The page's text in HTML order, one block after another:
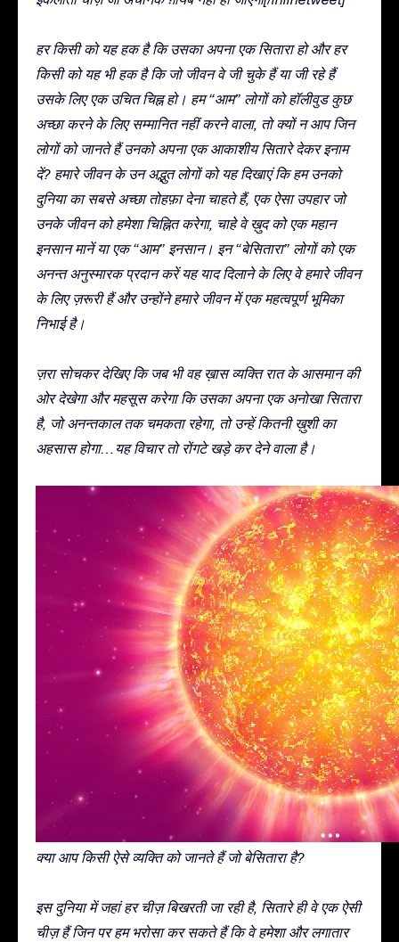
हर किसी को यह हक है कि उसका अपना एक सितारा हो और हर
किसी को यह भी हक है कि जो जीवन वे जी चुके हैं या जी रहे हैं
उसके लिए एक उचित चिह्न हो। हम “आम” लोगों को हॉलीवुड कुछ
अच्छा करने के लिए सम्मानित नहीं करने वाला, तो क्यों न आप जिन
लोगों को जानते हैं उनको अपना एक आकाशीय सितारे देकर इनाम
दें? हमारे जीवन के उन अद्भुत लोगों को यह दिखाएं कि हम उनको
दुनिया का सबसे अच्छा तोहफ़ा देना चाहते हैं, एक ऐसा उपहार जो
उनके जीवन को हमेशा चिह्नित करेगा, चाहे वे ख़ुद को एक महान
इनसान मानें या एक “आम” इनसान। इन “बेसितारा” लोगों को एक
अनन्त अनुस्मारक प्रदान करें यह याद दिलाने के लिए वे हमारे जीवन
के लिए ज़रूरी हैं और उन्होंने हमारे जीवन में एक महत्वपूर्ण भूमिका
निभाई है।
ज़रा सोचकर देखिए कि जब भी वह ख़ास व्यक्ति रात के आसमान की
ओर देखेगा और महसूस करेगा कि उसका अपना एक अनोखा सितारा
है, जो अनन्तकाल तक चमकता रहेगा, तो उन्हें कितनी ख़ुशी का
अहसास होगा…यह विचार तो रोंगटे खड़े कर देने वाला है।
क्या आप किसी ऐसे व्यक्ति को जानते हैं जो बेसितारा है?
इस दुनिया में जहां हर चीज़ बिखरती जा रही है, सितारे ही वे एक ऐसी
चीज़ हैं जिन पर हम भरोसा कर सकते हैं कि वे हमेशा और लगातार